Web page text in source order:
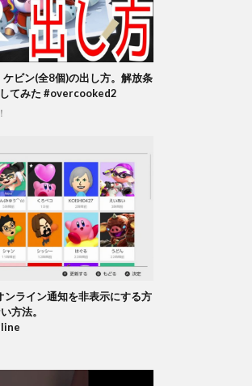
ケビン(全8個)の出し方。解放条
てみた #overcooked2
ライン通知を非表示にする方
方法。